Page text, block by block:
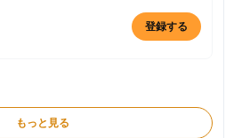
登録する
もっと見る